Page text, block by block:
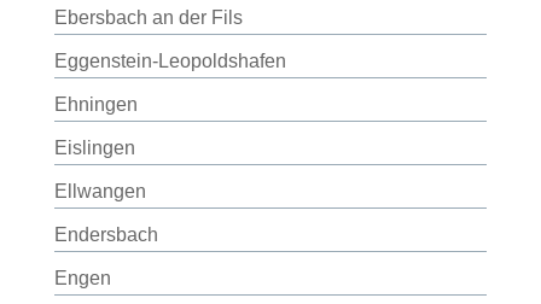
Ebersbach an der Fils
Eggenstein-Leopoldshafen
Ehningen
Eislingen
Ellwangen
Endersbach
Engen